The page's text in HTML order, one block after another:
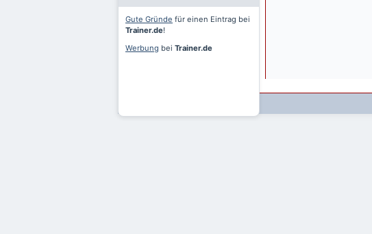
Gute Gründe für einen Eintrag bei
Trainer.de!
Werbung bei Trainer.de